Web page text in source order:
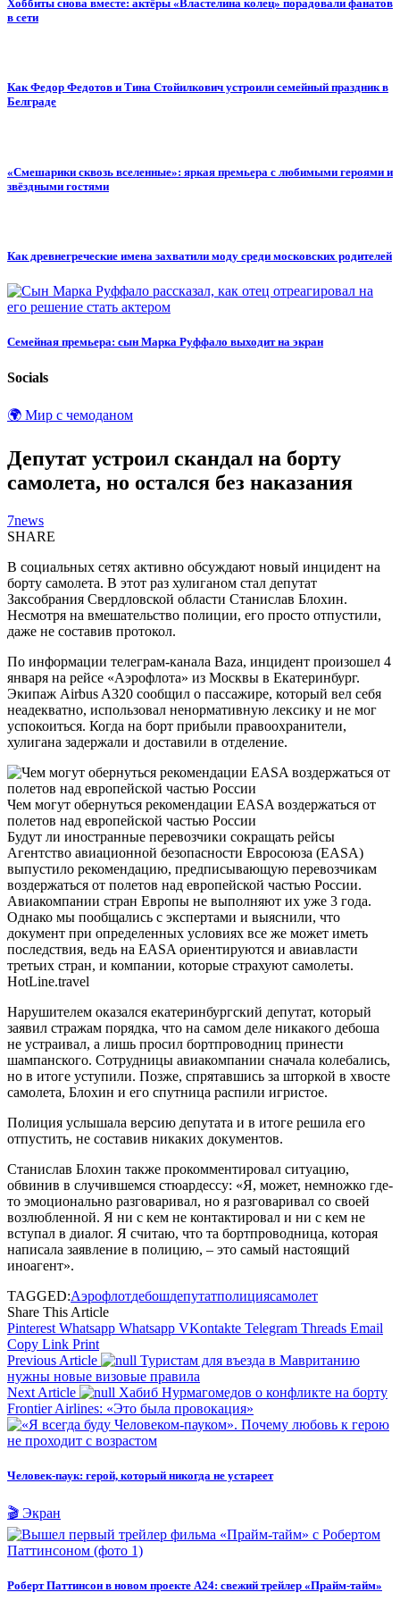
Хоббиты снова вместе: актёры «Властелина колец» порадовали фанатов
в сети
Как Федор Федотов и Тина Стойилкович устроили семейный праздник в
Белграде
«Смешарики сквозь вселенные»: яркая премьера с любимыми героями и
звёздными гостями
Как древнегреческие имена захватили моду среди московских родителей
Семейная премьера: сын Марка Руффало выходит на экран
Socials
🌍 Мир с чемоданом
Депутат устроил скандал на борту
самолета, но остался без наказания
7news
SHARE
В социальных сетях активно обсуждают новый инцидент на
борту самолета. В этот раз хулиганом стал депутат
Заксобрания Свердловской области Станислав Блохин.
Несмотря на вмешательство полиции, его просто отпустили,
даже не составив протокол.
По информации телеграм-канала Baza, инцидент произошел 4
января на рейсе «Аэрофлота» из Москвы в Екатеринбург.
Экипаж Airbus A320 сообщил о пассажире, который вел себя
неадекватно, использовал ненормативную лексику и не мог
успокоиться. Когда на борт прибыли правоохранители,
хулигана задержали и доставили в отделение.
Чем могут обернуться рекомендации EASA воздержаться от
полетов над европейской частью России
Будут ли иностранные перевозчики сокращать рейсы
Агентство авиационной безопасности Евросоюза (EASA)
выпустило рекомендацию, предписывающую перевозчикам
воздержаться от полетов над европейской частью России.
Авиакомпании стран Европы не выполняют их уже 3 года.
Однако мы пообщались с экспертами и выяснили, что
документ при определенных условиях все же может иметь
последствия, ведь на EASA ориентируются и авиавласти
третьих стран, и компании, которые страхуют самолеты.
HotLine.travel
Нарушителем оказался екатеринбургский депутат, который
заявил стражам порядка, что на самом деле никакого дебоша
не устраивал, а лишь просил бортпроводниц принести
шампанского. Сотрудницы авиакомпании сначала колебались,
но в итоге уступили. Позже, спрятавшись за шторкой в хвосте
самолета, Блохин и его спутница распили игристое.
Полиция услышала версию депутата и в итоге решила его
отпустить, не составив никаких документов.
Станислав Блохин также прокомментировал ситуацию,
обвинив в случившемся стюардессу: «Я, может, немножко где-
то эмоционально разговаривал, но я разговаривал со своей
возлюбленной. Я ни с кем не контактировал и ни с кем не
вступал в диалог. Я считаю, что та бортпроводница, которая
написала заявление в полицию, – это самый настоящий
иноагент».
TAGGED:Аэрофлотдебошдепутатполициясамолет
Share This Article
Pinterest Whatsapp Whatsapp VKontakte Telegram Threads Email
Copy Link Print
Previous Article
Туристам для въезда в Мавританию
нужны новые визовые правила
Next Article
Хабиб Нурмагомедов о конфликте на борту
Frontier Airlines: «Это была провокация»
Человек-паук: герой, который никогда не устареет
🎬 Экран
Роберт Паттинсон в новом проекте A24: свежий трейлер «Прайм-тайм»